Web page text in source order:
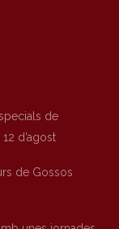
de
d’agost
de Gossos